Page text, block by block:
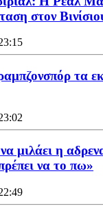
στον
τα
μιλάει η
να το πω»